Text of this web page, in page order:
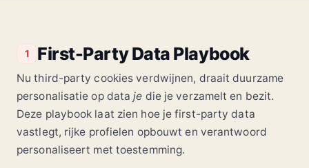
1 First-Party Data Playbook
Nu third-party cookies verdwijnen, draait duurzame
personalisatie op dataje die je verzamelt en bezit.
Deze playbook laat zien hoe je first-party data
vastlegt, rijke profielen opbouwt en verantwoord
personaliseert met toestemming.